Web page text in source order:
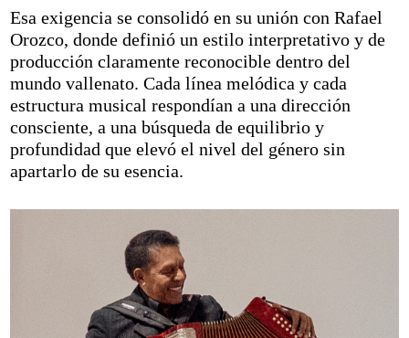
Esa exigencia se consolidó en su unión con Rafael
Orozco, donde definió un estilo interpretativo y de
producción claramente reconocible dentro del
mundo vallenato. Cada línea melódica y cada
estructura musical respondían a una dirección
consciente, a una búsqueda de equilibrio y
profundidad que elevó el nivel del género sin
apartarlo de su esencia.